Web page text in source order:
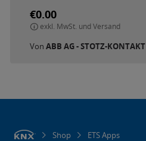
€0.00
exkl. MwSt. und Versand
Von ABB AG - STOTZ-KONTAKT
Shop ETS Apps